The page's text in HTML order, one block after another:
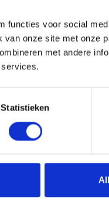
functies voor social
onze site met onze
met andere
Statistieken
1:
2:
3: